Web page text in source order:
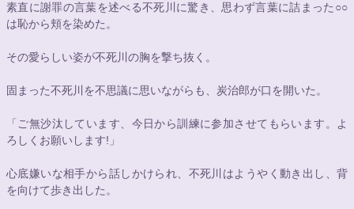
素直に謝罪の言葉を述べる不死川に驚き、思わず言葉に詰まった ○○
は恥から頬を染めた。
その愛らしい姿が不死川の胸を撃ち抜く。
固まった不死川を不思議に思いながらも、炭治郎が口を開いた。
「ご無沙汰しています、今日から訓練に参加させてもらいます。よ
ろしくお願いします!」
心底嫌いな相手から話しかけられ、不死川はようやく動き出し、背
を向けて歩き出した。